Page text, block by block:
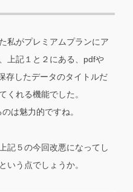
私がプレミアムプランにア
上記１と２にある、pdfや
存したデータのタイトルだ
くれる機能でした。
は魅力的ですね。
記５の今回改悪になってし
いう点でしょうか。